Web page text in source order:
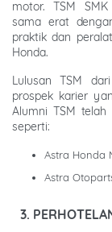
motor. TSM
sama erat
praktik dan
Honda.
Lulusan TSM
prospek karier
Alumni TSM
seperti:
Astra Honda
Astra
3.